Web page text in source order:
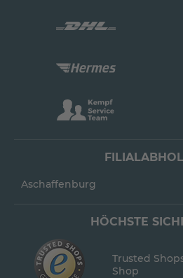
Aschaffenburg
HÖCHSTE
Trusted
Shop